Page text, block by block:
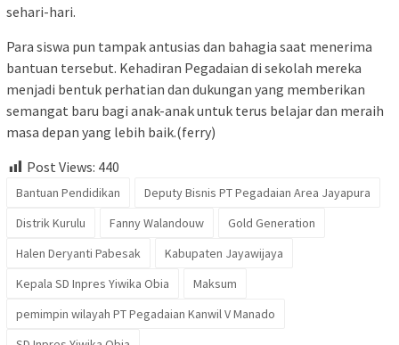
sehari-hari.
Para siswa pun tampak antusias dan bahagia saat menerima
bantuan tersebut. Kehadiran Pegadaian di sekolah mereka
menjadi bentuk perhatian dan dukungan yang memberikan
semangat baru bagi anak-anak untuk terus belajar dan meraih
masa depan yang lebih baik.(ferry)
Post Views: 440
Bantuan Pendidikan
Deputy Bisnis PT Pegadaian Area Jayapura
Distrik Kurulu
Fanny Walandouw
Gold Generation
Halen Deryanti Pabesak
Kabupaten Jayawijaya
Kepala SD Inpres Yiwika Obia
Maksum
pemimpin wilayah PT Pegadaian Kanwil V Manado